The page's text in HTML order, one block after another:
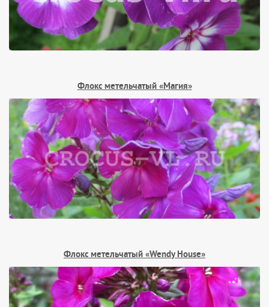
Флокс метельчатый «Магия»
Флокс метельчатый «Wendy House»